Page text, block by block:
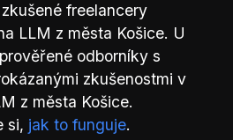
freelancery
LLM z města Košice. U
odborníky s
zkušenostmi v
z města Košice.
si, jak to funguje.